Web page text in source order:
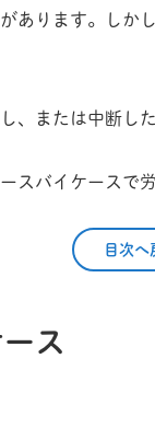
あります。しか
、または中断し
スバイケースで
目次へ
ス